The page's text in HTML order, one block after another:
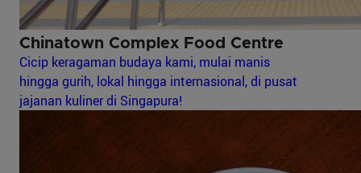
Chinatown Complex Food Centre
Cicip keragaman budaya kami, mulai manis
hingga gurih, lokal hingga internasional, di pusat
jajanan kuliner di Singapura!